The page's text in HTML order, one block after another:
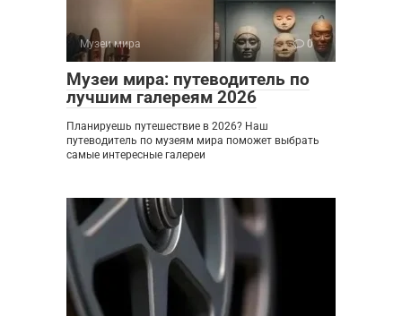
Музеи мира 0
Музеи мира: путеводитель по
лучшим галереям 2026
Планируешь путешествие в 2026? Наш
путеводитель по музеям мира поможет выбрать
самые интересные галереи